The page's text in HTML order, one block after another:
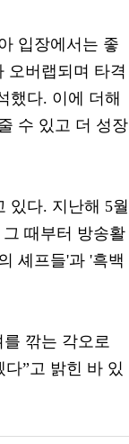
입장에서는 좋
오버랩되며 타격
했다. 이에 더해
수 있고 더 성장
있다. 지난해 5월
때부터 방송활
셰프들'과 '흑백
깎는 각오로
”고 밝힌 바 있